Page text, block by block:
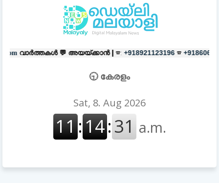
💬അയയ്ക്കാൻ | ☎: +918921123196 ☎ +918606657037
🕤 കേരളം